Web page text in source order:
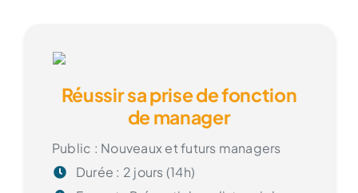
Réussir sa prise de fonction
de manager
Public : Nouveaux et futurs managers
Durée : 2 jours (14h)